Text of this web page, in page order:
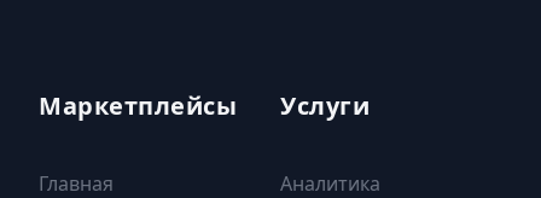
Маркетплейсы
Главная
Услуги
Аналитика